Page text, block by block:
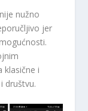
nužno
jer
klasične i
društvu.